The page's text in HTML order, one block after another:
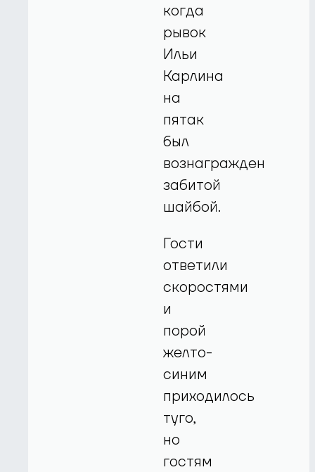
когда
рывок
Ильи
Карлина
на
пятак
был
вознагражден
забитой
шайбой.
Гости
ответили
скоростями
и
порой
желто-
синим
приходилось
туго,
но
гостям